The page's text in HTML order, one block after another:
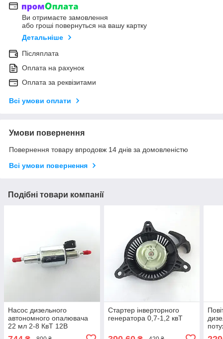
Ви отримаєте замовлення
або гроші повернуться на вашу картку
Детальніше
Післяплата
Оплата на рахунок
Оплата за реквізитами
Всі умови оплати
Умови повернення
Повернення товару впродовж 14 днів за домовленістю
Всі умови повернення
Подібні товари компанії
Насос дизельного
автономного опалювача
22 мл 2-8 КвТ 12В
Стартер інверторного
генератора 0,7-1,2 квТ